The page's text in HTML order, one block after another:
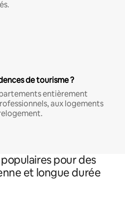
de tourisme ?
entièrement
aux logements
pour des
et longue durée